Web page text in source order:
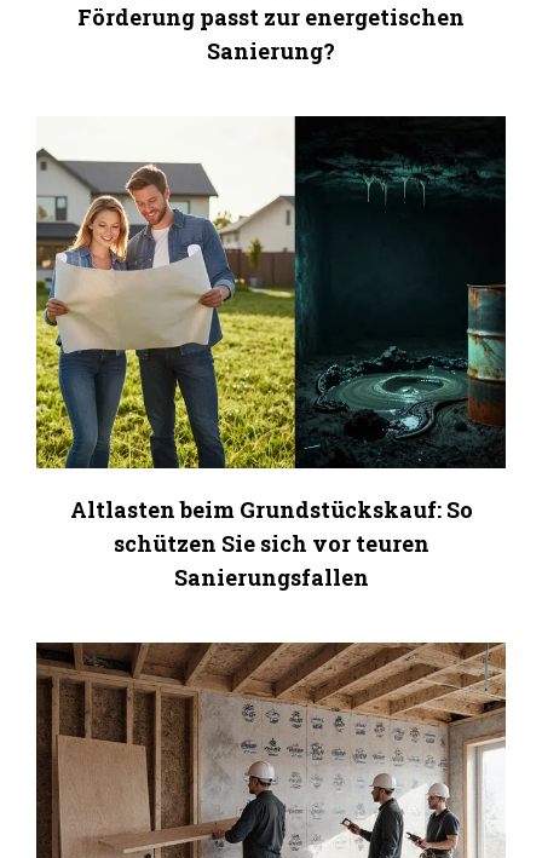
Förderung passt zur energetischen
Sanierung?
Altlasten beim Grundstückskauf: So
schützen Sie sich vor teuren
Sanierungsfallen